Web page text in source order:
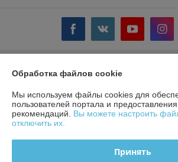
Информация для покупателя
Юридическое лицо:ЧТУП «БелТоргХолод»
220036, Республика Беларусь, г.Минск, пер.
Регистрационный номер ЕГР: 190859074
УНП: 190859074
Регистрационный орган: Минский горисполком
Обработка файлов cookie
Мы используем файлы cookies для
пользователей портала и
рекомендаций. Вы можете настроить
отключить их.
Принять